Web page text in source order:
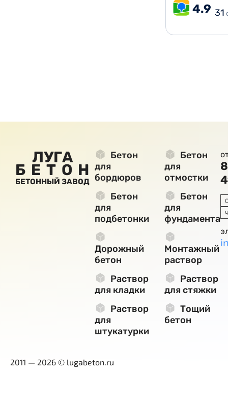
4.9 31
ЛУГА
БЕТОН
БЕТОННЫЙ ЗАВОД
Бетон
для
бордюров
Бетон
для
отмостки
Бетон
для
подбетонки
Бетон
для
фундамента
Дорожный
бетон
Монтажный
раствор
Раствор
для кладки
Раствор
для стяжки
Раствор
для
штукатурки
Тощий
бетон
2011 — 2026 © lugabeton.ru